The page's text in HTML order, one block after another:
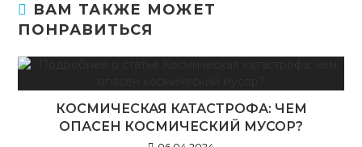
ВАМ ТАКЖЕ МОЖЕТ
ПОНРАВИТЬСЯ
КОСМИЧЕСКАЯ КАТАСТРОФА: ЧЕМ
ОПАСЕН КОСМИЧЕСКИЙ МУСОР?